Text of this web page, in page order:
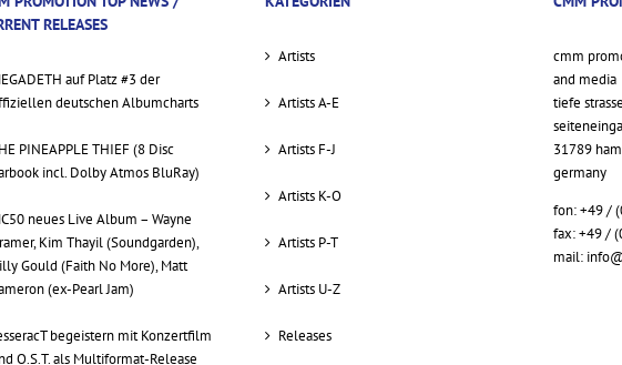
RELEASES
auf Platz #3 der
deutschen Albumcharts
PINEAPPLE THIEF (8 Disc
incl. Dolby Atmos BluRay)
neues Live Album – Wayne
Kim Thayil (Soundgarden),
Gould (Faith No More), Matt
(ex-Pearl Jam)
begeistern mit Konzertfilm
O.S.T. als Multiformat-Release
Artists
Artists A-E
Artists F-J
Artists K-O
Artists P-T
Artists U-Z
Releases
cmm
and media
tiefe
31789
germany
fon: +49 /
fax: +49 /
mail: